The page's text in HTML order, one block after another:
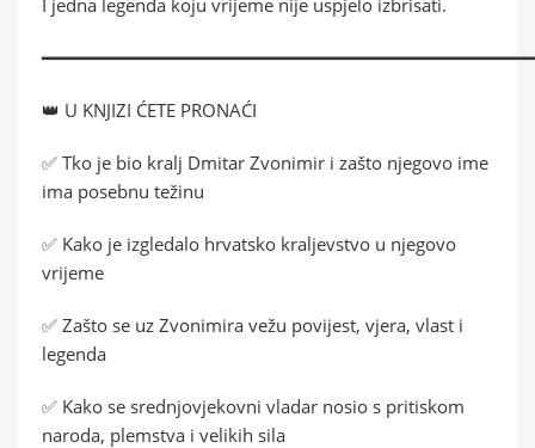
👑 U KNJIZI ĆETE PRONAĆI
✅ Tko je bio kralj Dmitar Zvonimir i zašto njegovo ime
ima posebnu težinu
✅ Kako je izgledalo hrvatsko kraljevstvo u njegovo
vrijeme
✅ Zašto se uz Zvonimira vežu povijest, vjera, vlast i
legenda
✅ Kako se srednjovjekovni vladar nosio s pritiskom
naroda, plemstva i velikih sila